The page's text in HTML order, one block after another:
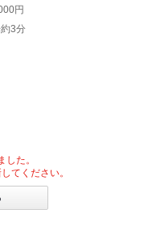
円
3分
た。
てください。